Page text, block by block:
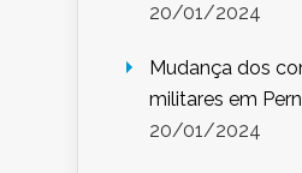
20/01/2024
Mudança dos
militares em
20/01/2024